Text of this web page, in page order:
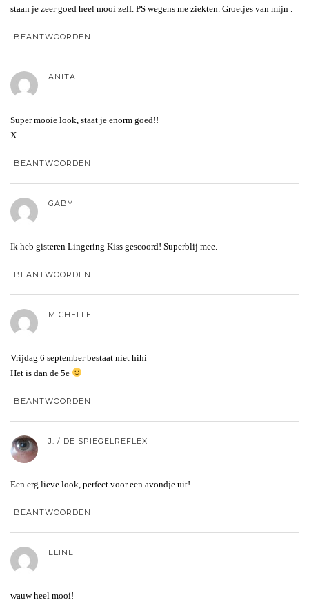
staan je zeer goed heel mooi zelf. PS wegens me ziekten. Groetjes van mijn .
BEANTWOORDEN
ANITA
Super mooie look, staat je enorm goed!!
X
BEANTWOORDEN
GABY
Ik heb gisteren Lingering Kiss gescoord! Superblij mee.
BEANTWOORDEN
MICHELLE
Vrijdag 6 september bestaat niet hihi
Het is dan de 5e
BEANTWOORDEN
J. / DE SPIEGELREFLEX
Een erg lieve look, perfect voor een avondje uit!
BEANTWOORDEN
ELINE
wauw heel mooi!